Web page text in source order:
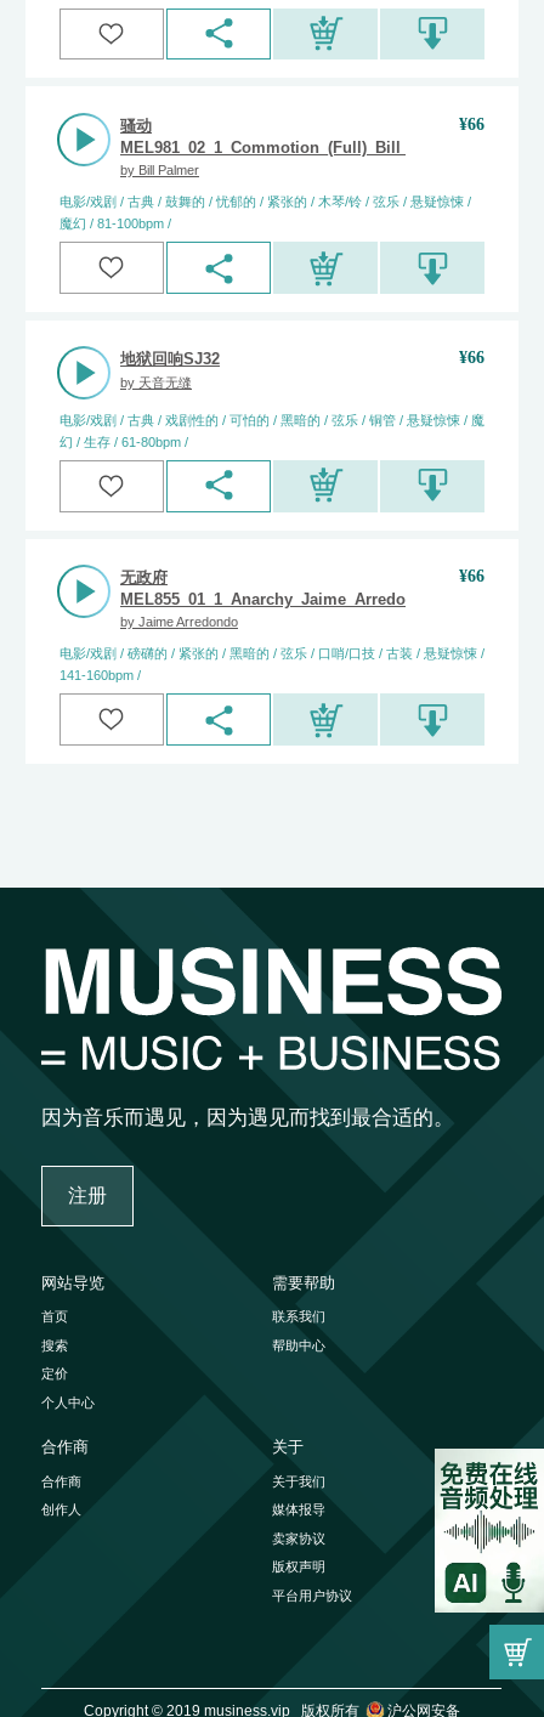
骚动
MEL981_02_1_Commotion_(Full)_Bill_Palmer
by Bill Palmer
¥66
电影/戏剧 / 古典 / 鼓舞的 / 忧郁的 / 紧张的 / 木琴/铃 / 弦乐 / 悬疑惊悚 /
魔幻 / 81-100bpm /
地狱回响SJ32
by 天音无缝
¥66
电影/戏剧 / 古典 / 戏剧性的 / 可怕的 / 黑暗的 / 弦乐 / 铜管 / 悬疑惊悚 / 魔
幻 / 生存 / 61-80bpm /
无政府
MEL855_01_1_Anarchy_Jaime_Arredondo
by Jaime Arredondo
¥66
电影/戏剧 / 磅礴的 / 紧张的 / 黑暗的 / 弦乐 / 口哨/口技 / 古装 / 悬疑惊悚 /
141-160bpm /
因为音乐而遇见，因为遇见而找到最合适的。
注册
网站导览
首页
搜索
定价
个人中心
需要帮助
联系我们
帮助中心
合作商
合作商
创作人
关于
关于我们
媒体报导
卖家协议
版权声明
平台用户协议
Copyright © 2019 musiness.vip 版权所有 沪公网安备